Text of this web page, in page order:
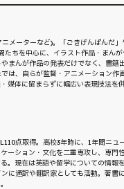
メーターなど)。「ごきげんぱんだ」
たちを中心に、イラスト作品・まんが
まんが作品の発表だけでなく、書籍
は、自らが監督・アニメーション作
媒体に留まらずに幅広い表現技法を
点取得。高校3年時に、1年間ニュ
ーション・文化を二重専攻し、専門
。現在は英語や留学についての情報
に通訳や翻訳家としても活動。著書